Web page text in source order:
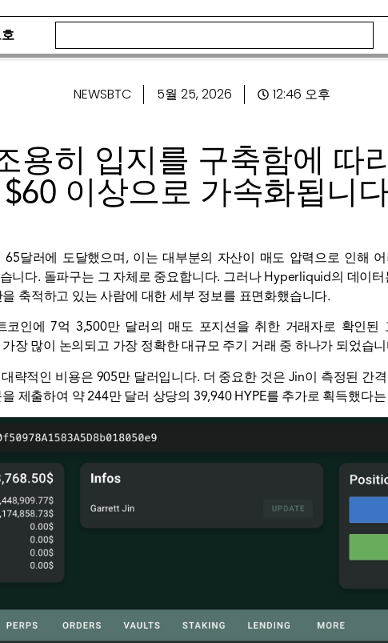
NEWSBTC 5월 25, 2026 12:46 오후
용히 입지를 구축함에 따
$60 이상으로 가속화됩니
65달러에 도달했으며, 이는 대부분의 자산이 매도 압력으로 인해
니다. 돌파구는 그 자체로 중요합니다. 그러나 Hyperliquid의 데이
축적하고 있는 사람에 대한 세부 정보를 표면화했습니다.
코인에 7억 3,500만 달러의 매도 포지션을 취한 거래자로 확인
장 많이 논의되고 가장 정확한 대규모 주기 거래 중 하나가 되었습
략적인 비용은 905만 달러입니다. 더 중요한 것은 Jin이 측정된 간
제출하여 약 244만 달러 상당의 39,940 HYPE를 추가로 획득했다